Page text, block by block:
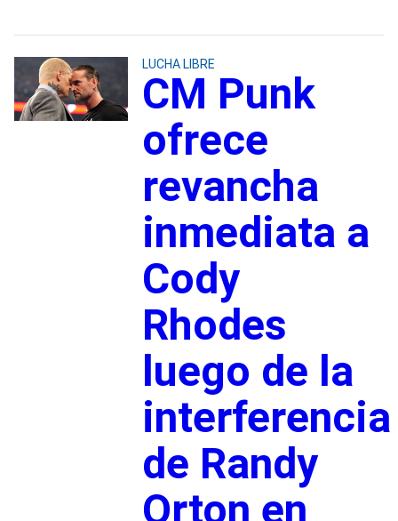
LUCHA LIBRE
CM Punk
ofrece
revancha
inmediata a
Cody
Rhodes
luego de la
interferencia
de Randy
Orton en